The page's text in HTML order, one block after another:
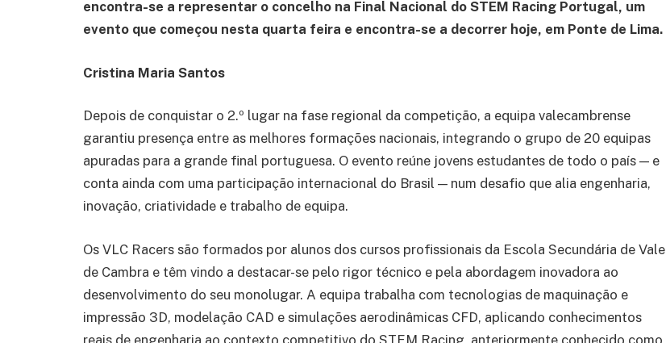
encontra-se a representar o concelho na Final Nacional do STEM Racing Portugal, um
evento que começou nesta quarta feira e encontra-se a decorrer hoje, em Ponte de Lima.
Cristina Maria Santos
Depois de conquistar o 2.º lugar na fase regional da competição, a equipa valecambrense
garantiu presença entre as melhores formações nacionais, integrando o grupo de 20 equipas
apuradas para a grande final portuguesa. O evento reúne jovens estudantes de todo o país — e
conta ainda com uma participação internacional do Brasil — num desafio que alia engenharia,
inovação, criatividade e trabalho de equipa.
Os VLC Racers são formados por alunos dos cursos profissionais da Escola Secundária de Vale
de Cambra e têm vindo a destacar-se pelo rigor técnico e pela abordagem inovadora ao
desenvolvimento do seu monolugar. A equipa trabalha com tecnologias de maquinação e
impressão 3D, modelação CAD e simulações aerodinâmicas CFD, aplicando conhecimentos
reais de engenharia ao contexto competitivo do STEM Racing, anteriormente conhecido como